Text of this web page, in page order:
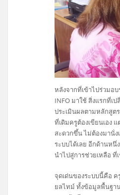
หลังจากที่เข้าไปร่วมอ
INFO มาใช้ สิ่งแรกที่เ
ประเมินผลตามหลักสูต
ที่เดิมครูต้องเขียนเอง
สะดวกขึ้น ไม่ต้องมานั่
ระบบได้เลย อีกด้านหนึ่
นำไปสู่การช่วยเหลือ ที่
จุดเด่นของระบบนี้คือ
ยลไทม์ ทั้งข้อมูลพื้นฐา